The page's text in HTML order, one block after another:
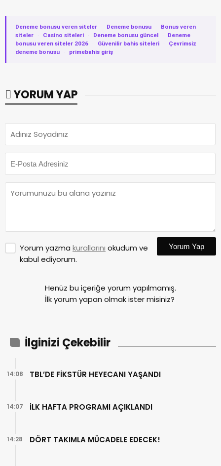
Deneme bonusu veren siteler · Deneme bonusu ·
Bonus veren
siteler
· Casino siteleri · Deneme bonusu güncel ·
Deneme
bonusu veren siteler 2026
· Güvenilir bahis siteleri ·
Çevrimsiz
deneme bonusu
· primebahis giriş
YORUM YAP
Yorum yazma kurallarını okudum ve
kabul ediyorum.
Yorum Yap
Henüz bu içeriğe yorum yapılmamış.
İlk yorum yapan olmak ister misiniz?
İlginizi Çekebilir
TBL’DE FİKSTÜR HEYECANI YAŞANDI
14:08
İLK HAFTA PROGRAMI AÇIKLANDI
14:07
DÖRT TAKIMLA MÜCADELE EDECEK!
14:28